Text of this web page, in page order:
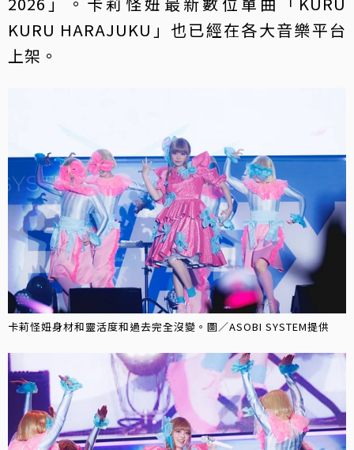
KURU HARAJUKU」也已經在各大音樂平台
上架。
卡莉怪妞身材和靈活度和過去完全沒變。圖／ASOBI SYSTEM提供